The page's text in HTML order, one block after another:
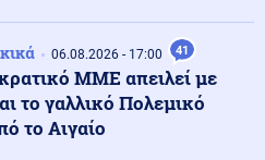
πετρελαίου στο Κρασνοντάρ
ουκρανική επίθεση με drones
06.08.2026 - 17:00 41
ΜΜΕ απειλεί με
το γαλλικό Πολεμικό
το Αιγαίο